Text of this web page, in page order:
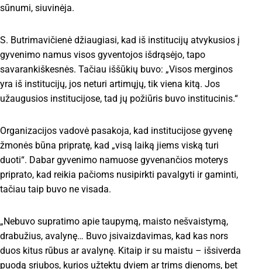
sūnumi, siuvinėja.
S. Butrimavičienė džiaugiasi, kad iš institucijų atvykusios į
gyvenimo namus visos gyventojos išdrąsėjo, tapo
savarankiškesnės. Tačiau iššūkių buvo: „Visos merginos
yra iš institucijų, jos neturi artimųjų, tik viena kitą. Jos
užaugusios institucijose, tad jų požiūris buvo institucinis.“
Organizacijos vadovė pasakoja, kad institucijose gyvenę
žmonės būna pripratę, kad „visą laiką jiems viską turi
duoti“. Dabar gyvenimo namuose gyvenančios moterys
priprato, kad reikia pačioms nusipirkti pavalgyti ir gaminti,
tačiau taip buvo ne visada.
„Nebuvo supratimo apie taupymą, maisto nešvaistymą,
drabužius, avalynę… Buvo įsivaizdavimas, kad kas nors
duos kitus rūbus ar avalynę. Kitaip ir su maistu – išsiverda
puodą sriubos, kurios užtektų dviem ar trims dienoms, bet